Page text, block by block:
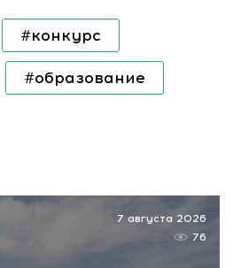
#конкурс
#образование
7 августа 2026
76